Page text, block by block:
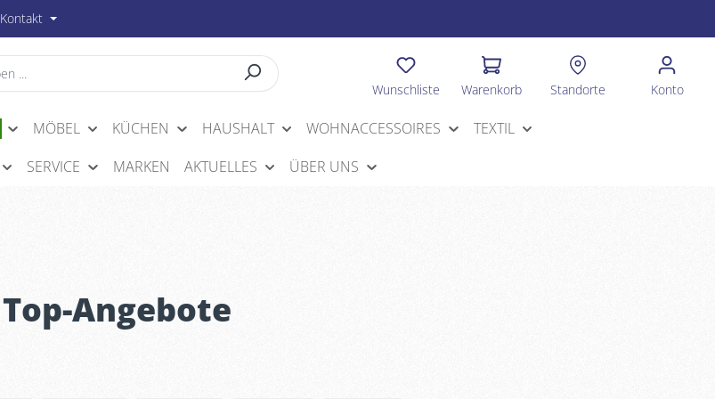
Kontakt
Wunschliste Warenkorb Standorte Konto
MÖBEL KÜCHEN HAUSHALT WOHNACCESSOIRES
TEXTIL
SERVICE MARKEN AKTUELLES ÜBER UNS
Top-Angebote